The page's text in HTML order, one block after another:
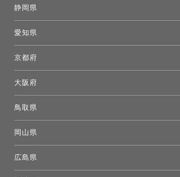
FLOS｜フロスデザインスペース青山
静岡県
愛知県
京都府
大阪府
鳥取県
岡山県
広島県